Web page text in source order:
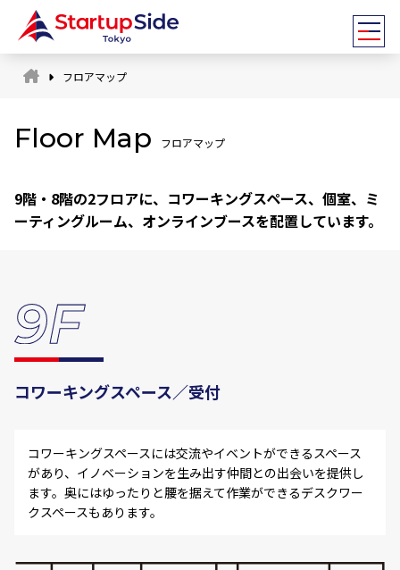
スタッフ
全国ネットワーク
フロアマップ
Floor Map フロアマップ
9階・8階の2フロアに、コワーキングスペース、個室、ミ
ーティングルーム、オンラインブースを配置しています。
コワーキングスペース／受付
コワーキングスペースには交流やイベントができるスペース
があり、イノベーションを生み出す仲間との出会いを提供し
ます。奥にはゆったりと腰を据えて作業ができるデスクワー
クスペースもあります。